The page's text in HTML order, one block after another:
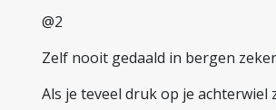
@2
Zelf nooit gedaald in bergen
Als je teveel druk op je achterwiel